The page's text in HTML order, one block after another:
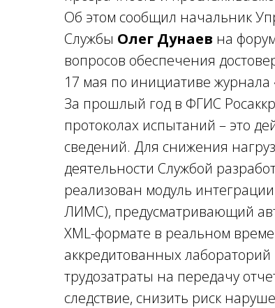
Об этом сообщил начальник
Службы Олег Дунаев на
вопросов обеспечения
17 мая по инициативе журнала
За прошлый год в ФГИС
протоколах испытаний – это
сведений. Для снижения
деятельности Службой
реализован модуль
ЛИМС), предусматривающий
XML-формате в реальном
аккредитованных
трудозатраты на передачу
следствие, снизить риск